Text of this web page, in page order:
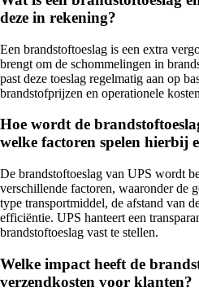
deze in rekening?
Een brandstoftoeslag is een extra
brengt om de schommelingen in
past deze toeslag regelmatig aan op
brandstofprijzen en operationele
Hoe wordt de
welke factoren spelen hierbij
De brandstoftoeslag van UPS wordt
verschillende factoren, waaronder de
type transportmiddel, de afstand van
efficiëntie. UPS hanteert een
brandstoftoeslag vast te stellen.
Welke impact heeft de
verzendkosten voor klanten?